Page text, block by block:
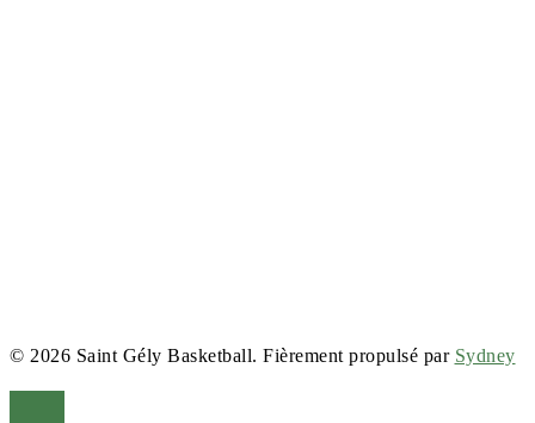
© 2026 Saint Gély Basketball. Fièrement propulsé par Sydney